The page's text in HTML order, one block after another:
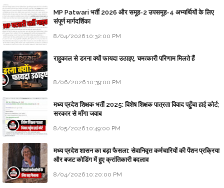
MP Patwari भर्ती 2026 और समूह-2 उपसमूह-4 अभ्यर्थियों के लिए
संपूर्ण मार्गदर्शिका
8/04/2026 10:32:00 PM
राहुकाल से डरना क्यों फायदा उठाइए, चमत्कारी परिणाम मिलते हैं
8/06/2026 10:39:00 PM
मध्य प्रदेश शिक्षक भर्ती 2025: विशेष शिक्षक पात्रता विवाद पहुँचा हाई कोर्ट;
सरकार से माँगा जवाब
8/05/2026 10:49:00 PM
मध्य प्रदेश शासन का बड़ा फैसला: सेवानिवृत्त कर्मचारियों की पेंशन प्रक्रिया
और बजट कोडिंग में हुए क्रांतिकारी बदलाव
8/04/2026 10:20:00 PM